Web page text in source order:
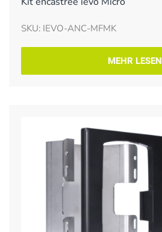
SKU: IEVO-ANC-MFMK
MEHR LESEN